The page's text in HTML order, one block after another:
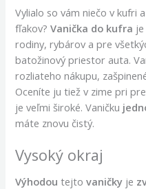
Vylialo so vám niečo v kufri
fľakov?Vanička do kufra
rodiny, rybárov a pre
batožinový priestor auta.
rozliateho nákupu,
Oceníte ju tiež v zime pri
je veľmi široké. Vaničku
máte znovu čistý.
Vysoký okraj
Výhodou tejtovaničky je